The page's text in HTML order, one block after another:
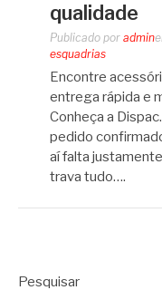
qualidade
Publicado por admin
esquadrias
Encontre
entrega rápida e
Conheça a
pedido
aí falta
trava tudo….
Pesquisar